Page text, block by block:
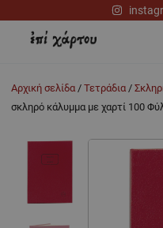
περιεχόμενο
Αρχική σελίδα /Τετράδια /
σκληρό κάλυμμα με χαρτί 100